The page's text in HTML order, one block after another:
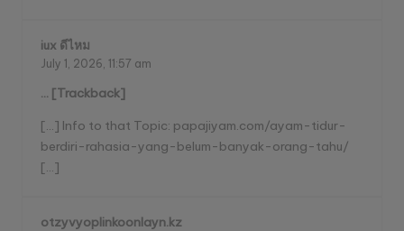
iux ดีไหม
July 1, 2026, 11:57 am
… [Trackback]
[…] Info to that Topic: papajiyam.com/ayam-tidur-
berdiri-rahasia-yang-belum-banyak-orang-tahu/
[…]
otzyvyoplinkoonlayn.kz